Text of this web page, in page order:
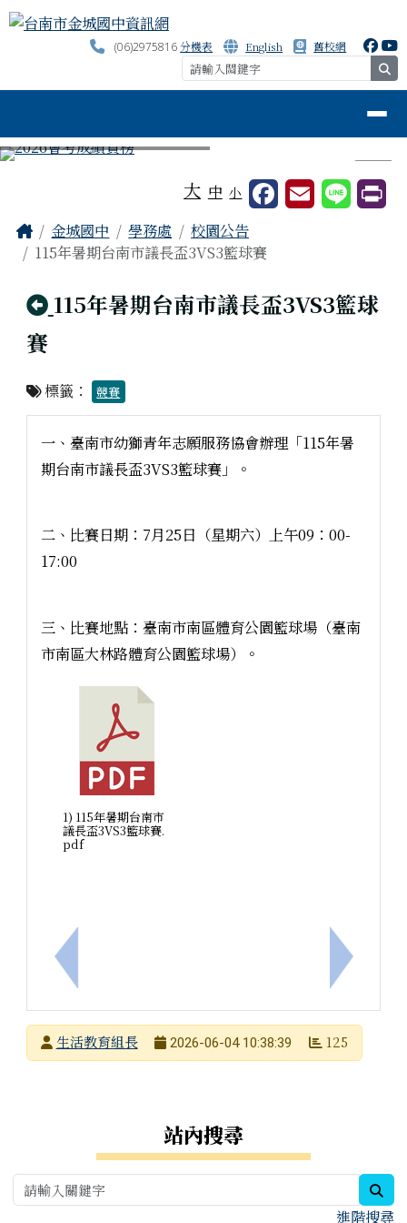
跳至主內容區
台南市金城國中資訊網
(06)2975816分機表 English 舊校網
⏸
大 中 小
主內容區域
Home
金城國中 學務處
校園公告
115年暑期台南市議長盃3VS3籃球賽
回上頁
115年暑期台南市議長盃3VS3籃球
賽
標籤： 競賽
上一筆：臺南市115年度交通安全教育師資增能培訓
一、臺南市幼獅青年志願服務協會辦理「115年暑
期台南市議長盃3VS3籃球賽」。
二、比賽日期：7月25日（星期六）上午09：00-
17:00
三、比賽地點：臺南市南區體育公園籃球場（臺南
市南區大林路體育公園籃球場）。
1) 115年暑期台南市
議長盃3VS3籃球賽.
pdf
下一筆：
發布者生活教育組長
2026-06-04 10:38:39 125
站內搜尋
進階搜尋
頁尾區域